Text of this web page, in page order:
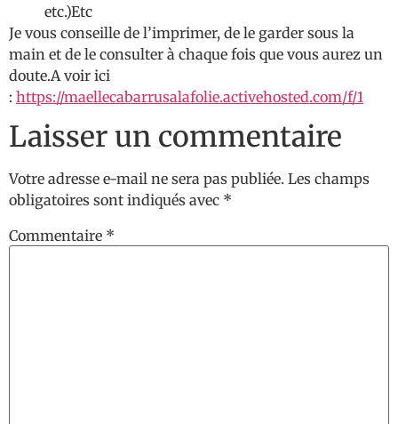
etc.)Etc
Je vous conseille de l’imprimer, de le garder sous la
main et de le consulter à chaque fois que vous aurez un
doute.A voir ici
: https://maellecabarrusalafolie.activehosted.com/f/1
Laisser un commentaire
Votre adresse e-mail ne sera pas publiée. Les champs
obligatoires sont indiqués avec *
Commentaire *